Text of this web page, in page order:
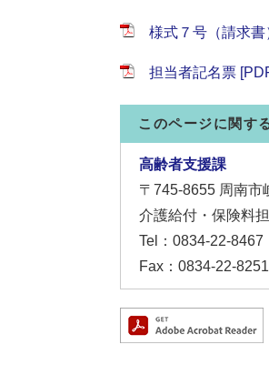
様式７号（請求
担当者記名票
このページに関す
高齢者支援課
〒745-8655 周南市
介護給付・保険料
Tel：0834-22-8467
Fax：0834-22-8251